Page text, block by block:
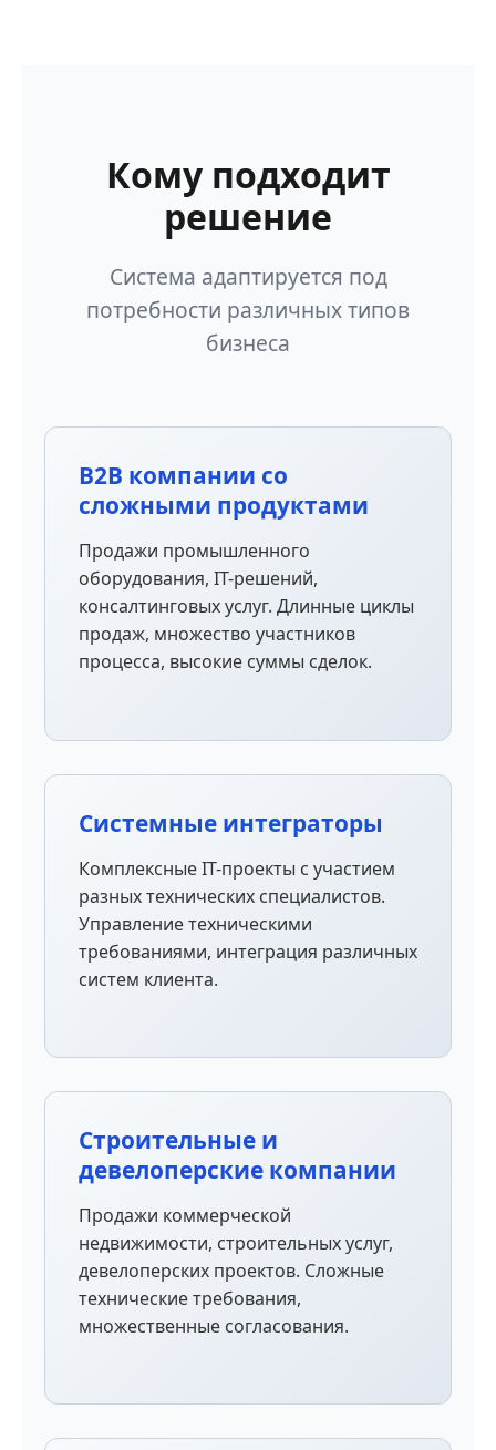
Кому подходит
решение
Система адаптируется под
потребности различных типов
бизнеса
B2B компании со
сложными продуктами
Продажи промышленного
оборудования, IT-решений,
консалтинговых услуг. Длинные циклы
продаж, множество участников
процесса, высокие суммы сделок.
Системные интеграторы
Комплексные IT-проекты с участием
разных технических специалистов.
Управление техническими
требованиями, интеграция различных
систем клиента.
Строительные и
девелоперские компании
Продажи коммерческой
недвижимости, строительных услуг,
девелоперских проектов. Сложные
технические требования,
множественные согласования.